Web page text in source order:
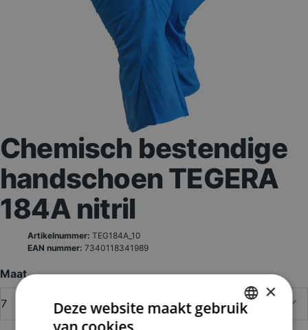
Chemisch bestendige
handschoen TEGERA
184A nitril
Artikelnummer: TEG184A_10
EAN nummer: 7340118341989
Maat
×
Deze website maakt gebruik